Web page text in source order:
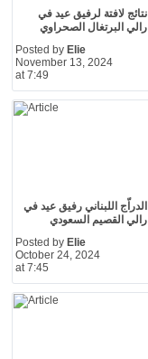
نتائج لافتة لرفيق عيد في
رالي البرتغال الصحراوي
Posted by Elie
November 13, 2024
at 7:49
الدراّج اللبناني رفيق عيد في
رالي القصيم السعودي
Posted by Elie
October 24, 2024
at 7:45